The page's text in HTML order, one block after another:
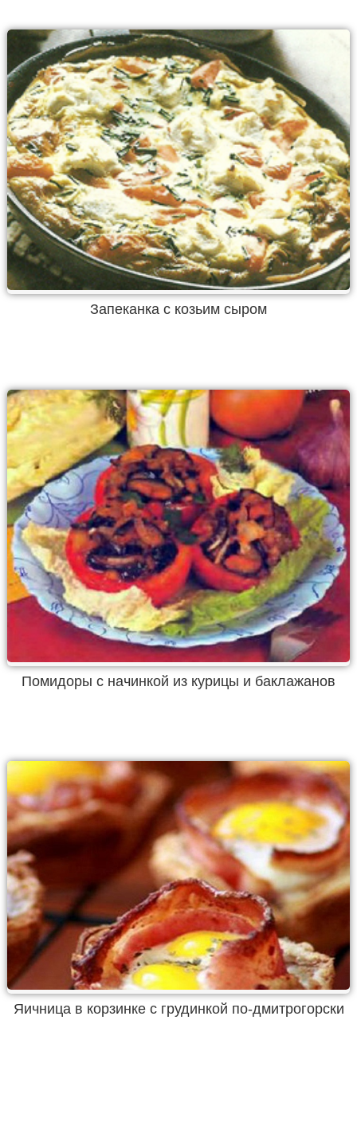
Запеканка с козьим сыром
Помидоры с начинкой из курицы и баклажанов
Яичница в корзинке с грудинкой по-дмитрогорски